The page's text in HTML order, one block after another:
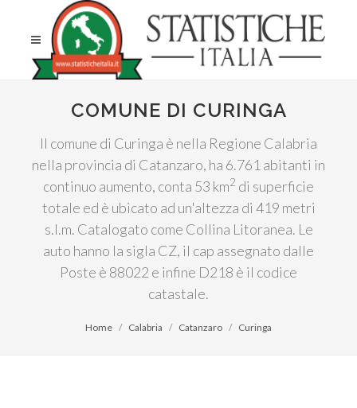
COMUNE DI CURINGA
Il comune di Curinga è nella Regione Calabria
nella provincia di Catanzaro, ha 6.761 abitanti in
continuo aumento, conta 53 km2 di superficie
totale ed è ubicato ad un'altezza di 419 metri
s.l.m. Catalogato come Collina Litoranea. Le
auto hanno la sigla CZ, il cap assegnato dalle
Poste è 88022 e infine D218 è il codice
catastale.
Home Calabria Catanzaro Curinga